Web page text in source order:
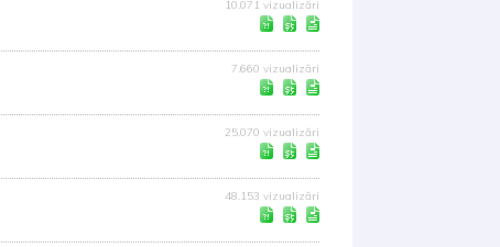
10.071 vizualizări
7.660 vizualizări
25.070 vizualizări
48.153 vizualizări